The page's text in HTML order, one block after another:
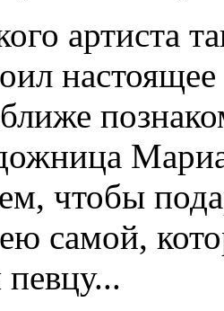
артиста
чтобы
самой,